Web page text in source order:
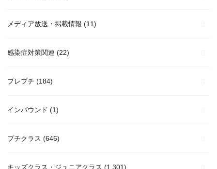
メディア放送・掲載情報 (11)
感染症対策関連 (22)
プレプチ (184)
インバウンド (1)
プチクラス (646)
キッズクラス・ジュニアクラス (1,301)